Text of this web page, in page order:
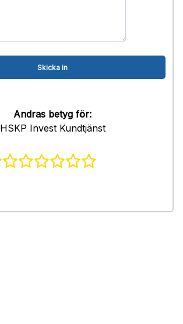
Andras betyg för:
HSKP Invest Kundtjänst